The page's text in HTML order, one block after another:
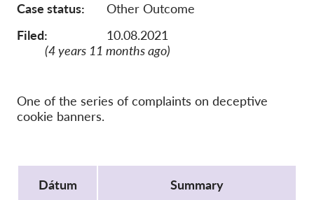
Kariéra
Kolektívna žaloba
OnionShare
Kontakt
Case status
Other Outcome
Filed:
10.08.2021
(4 years 11 months ago)
One of the series of complaints on deceptive
cookie banners.
Dátum
Summary